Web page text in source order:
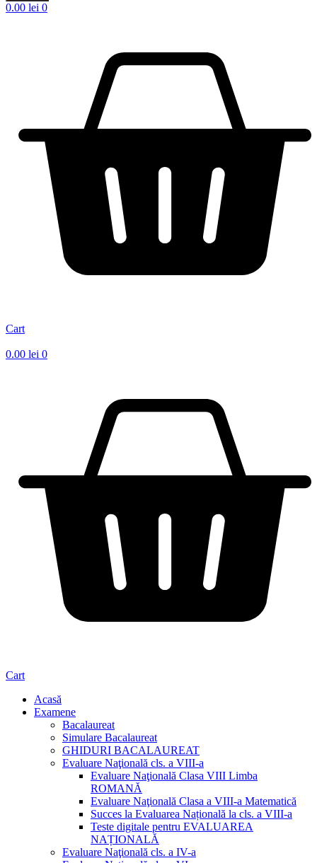
0.00 lei 0
Cart
0.00 lei 0
Cart
Acasă
Examene
Bacalaureat
Simulare Bacalaureat
GHIDURI BACALAUREAT
Evaluare Naţională cls. a VIII-a
Evaluare Naţională Clasa VIII Limba
ROMANĂ
Evaluare Naţională Clasa a VIII-a Matematică
Succes la Evaluarea Națională la cls. a VIII-a
Teste digitale pentru EVALUAREA
NAȚIONALĂ
Evaluare Naţională cls. a IV-a